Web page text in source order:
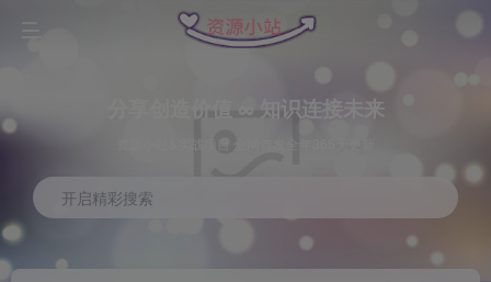
分享创造价值 ∞ 知识连接未来
开启精彩搜索